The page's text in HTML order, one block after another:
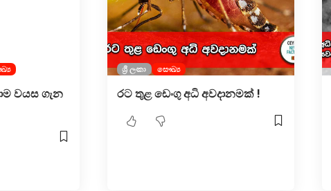
වයස ගැන
ශ්‍රී ලංකා සෞඛ්‍ය
රට තුළ ඩෙංගු අධි අවදානමක් !